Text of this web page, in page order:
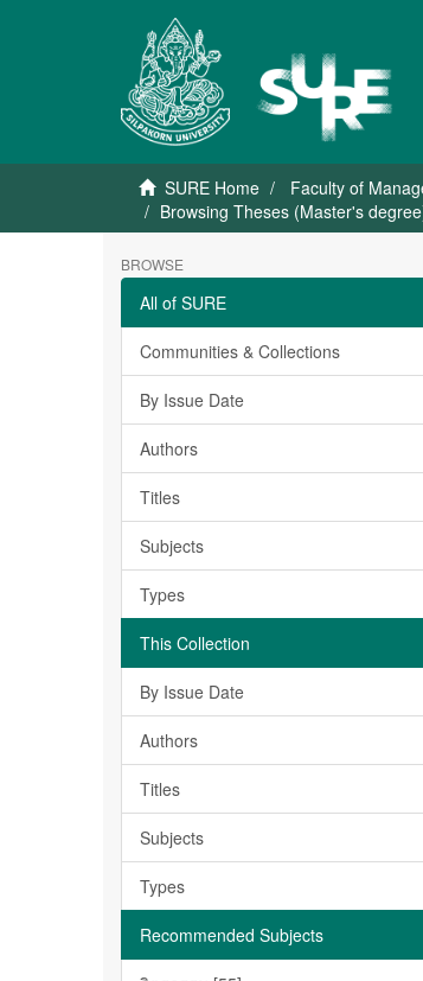
SURE Home Faculty of
Browsing Theses (Master's
BROWSE
All of SURE
Communities & Collections
By Issue Date
Authors
Titles
Subjects
Types
This Collection
By Issue Date
Authors
Titles
Subjects
Types
Recommended Subjects